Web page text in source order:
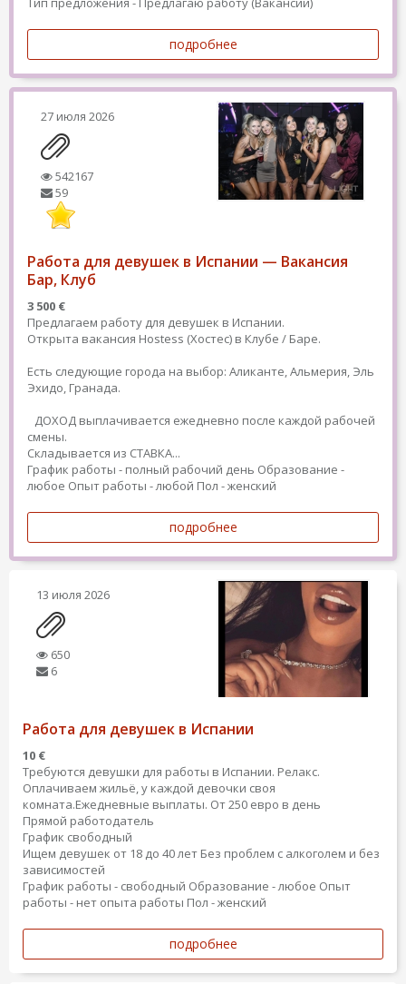
подробнее
27 июля 2026
542167
59
Работа для девушек в Испании — Вакансия
Бар, Клуб
3 500 €
Предлагаем работу для девушек в Испании.
Открыта вакансия Hostess (Хостес) в Клубе / Баре.
Есть следующие города на выбор: Аликанте, Альмерия, Эль
Эхидо, Гранада.
ДОХОД выплачивается ежедневно после каждой рабочей
смены.
Складывается из СТАВКА...
График работы - полный рабочий день Образование -
любое Опыт работы - любой Пол - женский
подробнее
13 июля 2026
650
6
Работа для девушек в Испании
10 €
Требуются девушки для работы в Испании. Релакс.
Оплачиваем жильё, у каждой девочки своя
комната.Ежедневные выплаты. От 250 евро в день
Прямой работодатель
График свободный
Ищем девушек от 18 до 40 лет Без проблем с алкоголем и без
зависимостей
График работы - свободный Образование - любое Опыт
работы - нет опыта работы Пол - женский
подробнее